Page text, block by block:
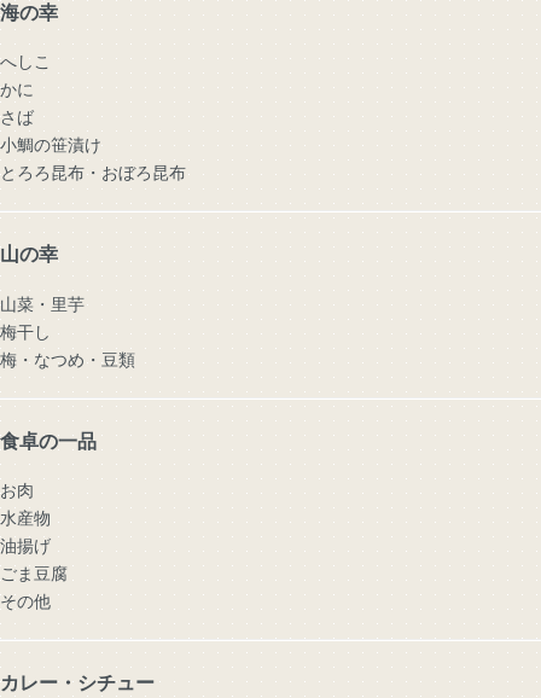
海の幸
へしこ
かに
さば
小鯛の笹漬け
とろろ昆布・おぼろ昆布
山の幸
山菜・里芋
梅干し
梅・なつめ・豆類
食卓の一品
お肉
水産物
油揚げ
ごま豆腐
その他
カレー・シチュー